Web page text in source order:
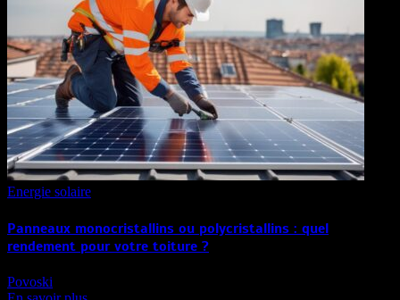
Energie solaire
Panneaux monocristallins ou polycristallins : quel
rendement pour votre toiture ?
Povoski